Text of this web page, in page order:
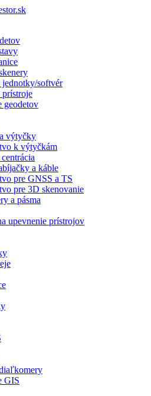
softvér
geodetov
výtyčky
k výtyčkám
a káble
pre GNSS a TS
pre 3D skenovanie
a pásma
upevnenie prístrojov
GIS